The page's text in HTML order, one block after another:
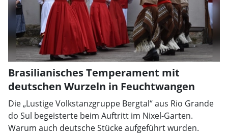
Brasilianisches Temperament mit
deutschen Wurzeln in Feuchtwangen
Die „Lustige Volkstanzgruppe Bergtal“ aus Rio Grande
do Sul begeisterte beim Auftritt im Nixel-Garten.
Warum auch deutsche Stücke aufgeführt wurden.